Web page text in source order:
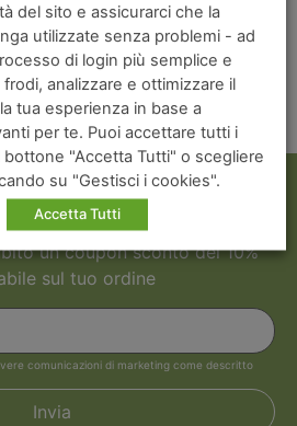
what you're looking for.
Newsletter
un coupon sconto del 10%
sul tuo ordine
comunicazioni di marketing come descritto
del sito e assicurarci che la
utilizzate senza problemi - ad
di login più semplice e
analizzare e ottimizzare il
tua esperienza in base a
per te. Puoi accettare tutti i
"Accetta Tutti" o scegliere
su "Gestisci i cookies".
Accetta Tutti